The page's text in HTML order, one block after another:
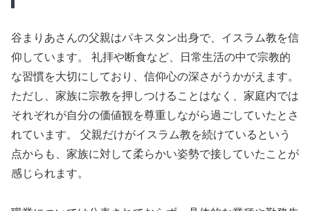
谷まりあさんの父親はパキスタン出身で、イスラム教を信
仰しています。 礼拝や断食など、日常生活の中で宗教的
な習慣を大切にしており、信仰心の深さがうかがえます。
ただし、家族に宗教を押しつけることはなく、家庭内では
それぞれが自分の価値観を尊重しながら過ごしていたとさ
れています。 父親だけがイスラム教を続けているという
点からも、家族に対して柔らかい姿勢で接していたことが
感じられます。